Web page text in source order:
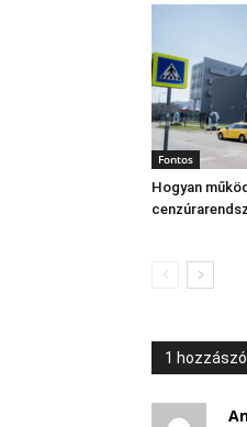
Fontos
Hogyan
1